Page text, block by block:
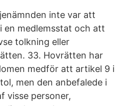
inte var att
en medlemsstat och att
tolkning eller
33. Hovrätten har
medför att artikel 9 i
men den anbefalede i
visse personer,